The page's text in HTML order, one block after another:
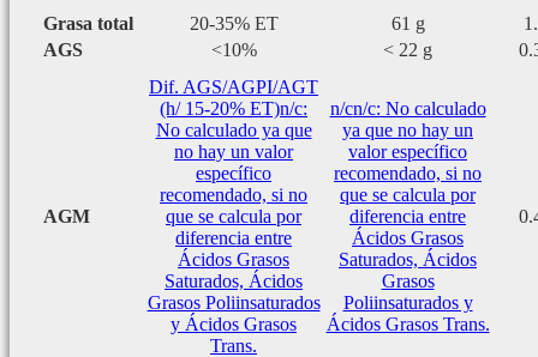
Grasa total 20-35% ET 61 g
AGS
<10% < 22 g
AGM
Dif. AGS/AGPI/AGT
(h/ 15-20% ET)n/c:
No calculado ya que
no hay un valor
específico
recomendado, si no
que se calcula por
diferencia entre
Ácidos Grasos
Saturados, Ácidos
Grasos Poliinsaturados
y Ácidos Grasos
Trans.
n/cn/c: No calculado
ya que no hay un
valor específico
recomendado, si no
que se calcula por
diferencia entre
Ácidos Grasos
Saturados, Ácidos
Grasos
Poliinsaturados y
Ácidos Grasos Trans.